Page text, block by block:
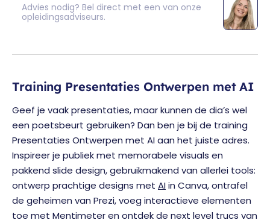
Training Presentaties Ontwerpen met AI
Geef je vaak presentaties, maar kunnen de dia’s wel
een poetsbeurt gebruiken? Dan ben je bij de training
Presentaties Ontwerpen met AI aan het juiste adres.
Inspireer je publiek met memorabele visuals en
pakkend slide design, gebruikmakend van allerlei tools:
ontwerp prachtige designs met AIin Canva, ontrafel
de geheimen van Prezi, voeg interactieve elementen
toe met Mentimeter en ontdek de next level trucs van
Advies nodig? Bel direct met een van onze
opleidingsadviseurs.